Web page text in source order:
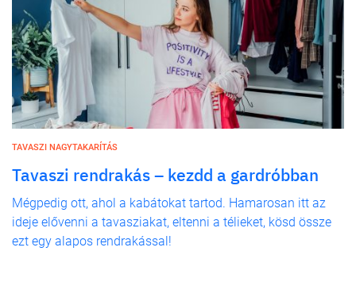
TAVASZI NAGYTAKARÍTÁS
Tavaszi rendrakás – kezdd a gardróbban
Mégpedig ott, ahol a kabátokat tartod. Hamarosan itt az
ideje elővenni a tavasziakat, eltenni a télieket, kösd össze
ezt egy alapos rendrakással!